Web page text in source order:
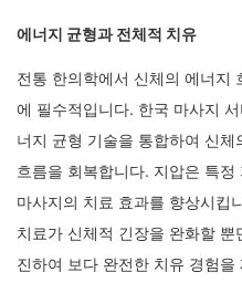
에너지 균형과 전체적 치유
전통 한의학에서 신체의 에너지
에 필수적입니다. 한국 마사지
너지 균형 기술을 통합하여 신체
흐름을 회복합니다. 지압은 특
마사지의 치료 효과를 향상시킵
치료가 신체적 긴장을 완화할
진하여 보다 완전한 치유 경험을